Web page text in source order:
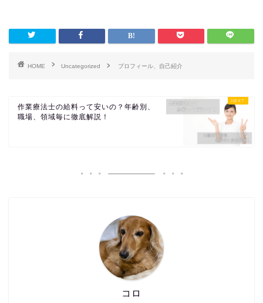
HOME Uncategorized プロフィール、自己紹介
作業療法士の給料って安いの？年齢別、
職場、領域毎に徹底解説！
コロ